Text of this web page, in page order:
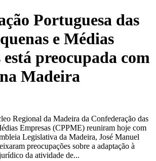
Portuguesa das
e Médias
está preocupada com
Madeira
Regional da Madeira da Confederação das
Empresas (CPPME) reuniram hoje com
Legislativa da Madeira, José Manuel
preocupações sobre a adaptação à
da atividade de...